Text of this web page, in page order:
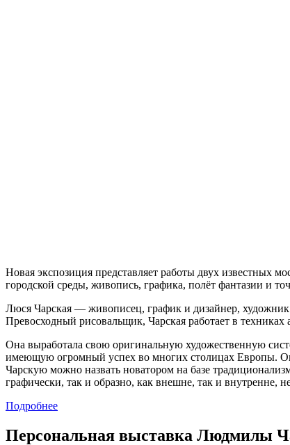
Новая экспозиция представляет работы двух известных
городской среды, живопись, графика, полёт фантазии и
Люся Чарская — живописец, график и дизайнер,
Превосходный рисовальщик, Чарская работает в
Она выработала свою оригинальную художественную
имеющую огромный успех во многих столицах Европы.
Чарскую можно назвать новатором на базе
графически, так и образно, как внешне, так и внутренне,
Подробнее
Персональная выставка Людмилы